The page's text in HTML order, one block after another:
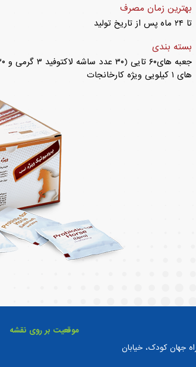
بهترین زمان مصرف
تا ۲۴ ماه پس از تاریخ تولید
بسته بندی
های ۱ کیلویی ویژه کارخانجات
موقعیت بر روی نقشه
جهان کودک، خیابان